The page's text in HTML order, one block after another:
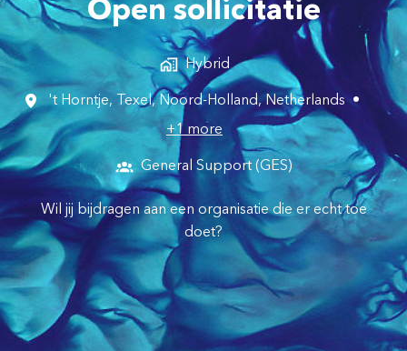
Open sollicitatie
Hybrid
't Horntje, Texel, Noord-Holland, Netherlands
•
+1 more
General Support (GES)
Wil jij bijdragen aan een organisatie die er echt toe
doet?